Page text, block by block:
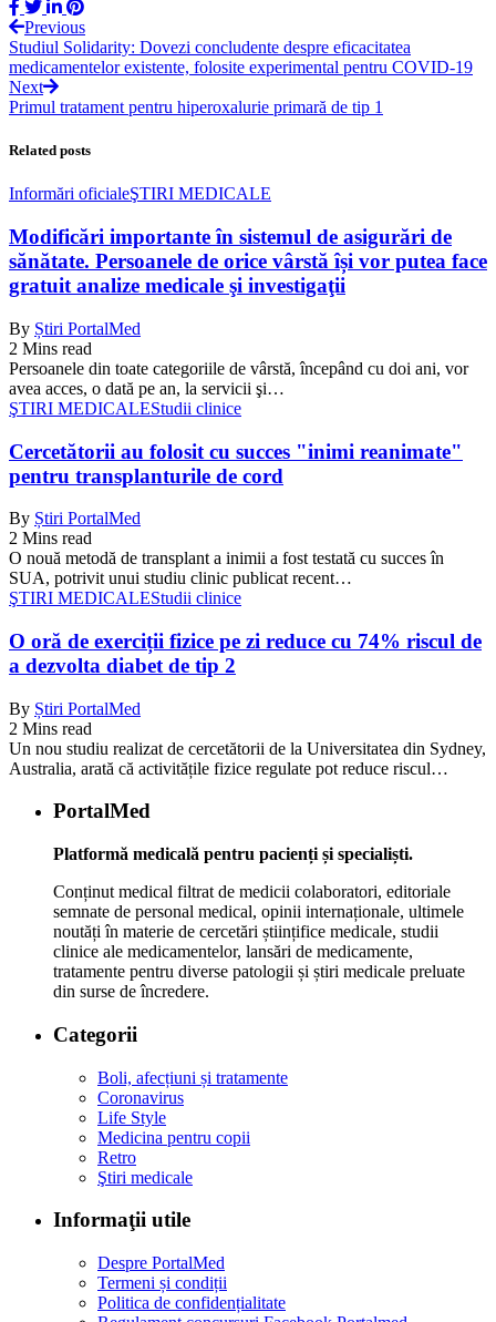
Previous
Studiul Solidarity: Dovezi concludente despre eficacitatea
medicamentelor existente, folosite experimental pentru COVID-19
Next
Primul tratament pentru hiperoxalurie primară de tip 1
Related posts
Informări oficialeŞTIRI MEDICALE
Modificări importante în sistemul de asigurări de
sănătate. Persoanele de orice vârstă își vor putea face
gratuit analize medicale şi investigaţii
By Știri PortalMed
2 Mins read
Persoanele din toate categoriile de vârstă, începând cu doi ani, vor
avea acces, o dată pe an, la servicii şi…
ŞTIRI MEDICALEStudii clinice
Cercetătorii au folosit cu succes "inimi reanimate"
pentru transplanturile de cord
By Știri PortalMed
2 Mins read
O nouă metodă de transplant a inimii a fost testată cu succes în
SUA, potrivit unui studiu clinic publicat recent…
ŞTIRI MEDICALEStudii clinice
O oră de exerciții fizice pe zi reduce cu 74% riscul de
a dezvolta diabet de tip 2
By Știri PortalMed
2 Mins read
Un nou studiu realizat de cercetătorii de la Universitatea din Sydney,
Australia, arată că activitățile fizice regulate pot reduce riscul…
PortalMed
Platformă medicală pentru pacienți și specialiști.
Conținut medical filtrat de medicii colaboratori, editoriale
semnate de personal medical, opinii internaționale, ultimele
noutăți în materie de cercetări științifice medicale, studii
clinice ale medicamentelor, lansări de medicamente,
tratamente pentru diverse patologii și știri medicale preluate
din surse de încredere.
Categorii
Boli, afecțiuni și tratamente
Coronavirus
Life Style
Medicina pentru copii
Retro
Ştiri medicale
Informaţii utile
Despre PortalMed
Termeni și condiții
Politica de confidențialitate